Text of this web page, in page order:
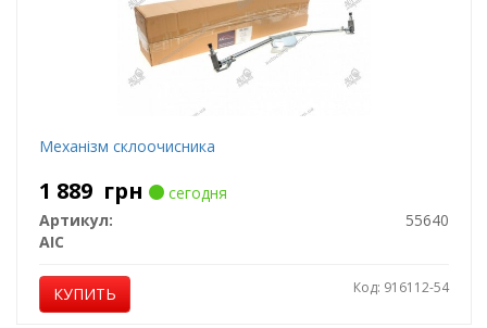
Механiзм склоочисника
1 889 грн
сегодня
Артикул:
55640
AIC
КУПИТЬ Код: 916112-54